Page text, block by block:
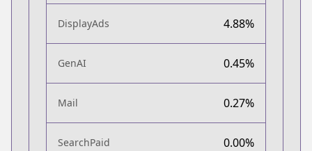
DisplayAds 4.88%
GenAI 0.45%
Mail 0.27%
SearchPaid 0.00%